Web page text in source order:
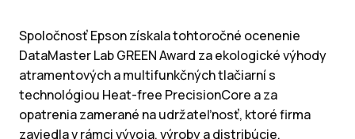
Spoločnosť Epson získala tohtoročné ocenenie
DataMaster Lab GREEN Award za ekologické výhody
atramentových a multifunkčných tlačiarní s
technológiou Heat-free PrecisionCore a za
opatrenia zamerané na udržateľnosť, ktoré firma
zaviedla v rámci vývoja, výroby a distribúcie.